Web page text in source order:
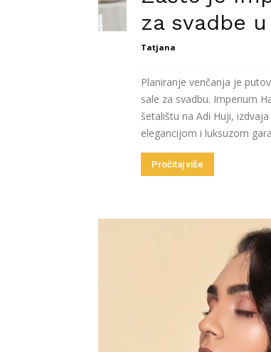
za svadbe
Tatjana
Planiranje venčanja je
sale za svadbu. Imperium
šetalištu na Adi Huji,
elegancijom i luksuzom
Pročitaj više